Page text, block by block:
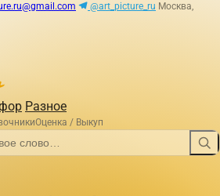
@art_picture_ru Москва,
Разное
Оценка / Выкуп